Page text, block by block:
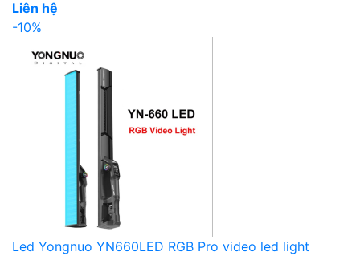
Liên hệ
-10%
Led Yongnuo YN660LED RGB Pro video led light